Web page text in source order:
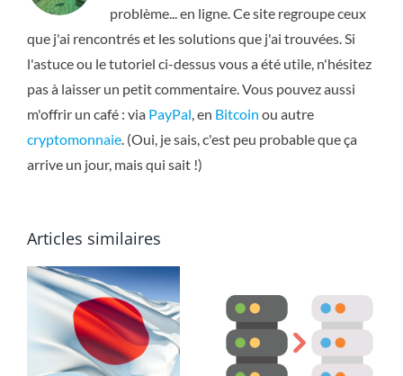
problème... en ligne. Ce site regroupe ceux
que j'ai rencontrés et les solutions que j'ai trouvées. Si
l'astuce ou le tutoriel ci-dessus vous a été utile, n'hésitez
pas à laisser un petit commentaire. Vous pouvez aussi
m'offrir un café : via PayPal, en Bitcoin ou autre
cryptomonnaie. (Oui, je sais, c'est peu probable que ça
arrive un jour, mais qui sait !)
Articles similaires